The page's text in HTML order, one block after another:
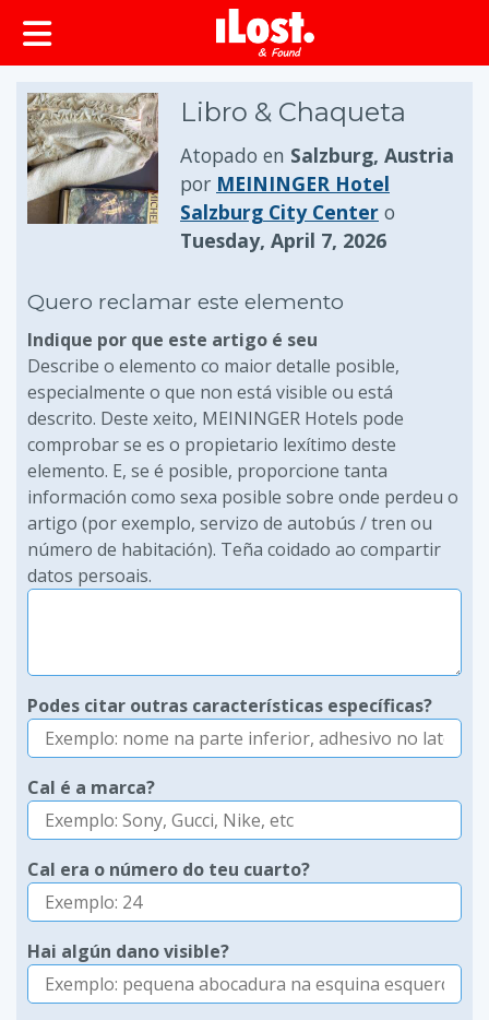
Libro & Chaqueta
Atopado en Salzburg, Austria
por MEININGER Hotel
Salzburg City Center o
Tuesday, April 7, 2026
Quero reclamar este elemento
Indique por que este artigo é seu
Describe o elemento co maior detalle posible,
especialmente o que non está visible ou está
descrito. Deste xeito, MEININGER Hotels pode
comprobar se es o propietario lexítimo deste
elemento. E, se é posible, proporcione tanta
información como sexa posible sobre onde perdeu o
artigo (por exemplo, servizo de autobús / tren ou
número de habitación). Teña coidado ao compartir
datos persoais.
Podes citar outras características específicas?
Cal é a marca?
Cal era o número do teu cuarto?
Hai algún dano visible?